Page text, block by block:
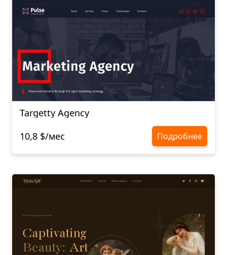
Targetty Agency
10,8 $/мес
Подробнее